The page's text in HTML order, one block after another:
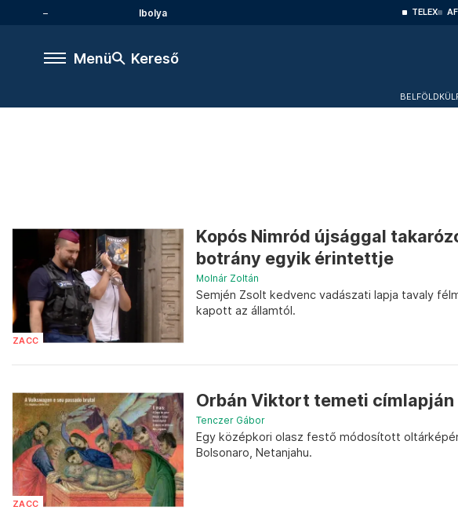
Ibolya TELEX
Menü Kereső
BELFÖLD
ZACC
Kopós Nimród újsággal
botrány egyik érintettje
Molnár Zoltán
Semjén Zsolt kedvenc vadászati lapja tavaly
kapott az államtól.
ZACC
Orbán Viktort temeti
Tenczer Gábor
Egy középkori olasz festő módosított
Bolsonaro, Netanjahu.